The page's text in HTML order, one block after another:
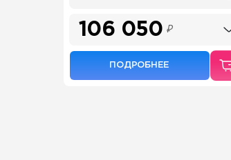
106 050 ₽
ПОДРОБНЕЕ